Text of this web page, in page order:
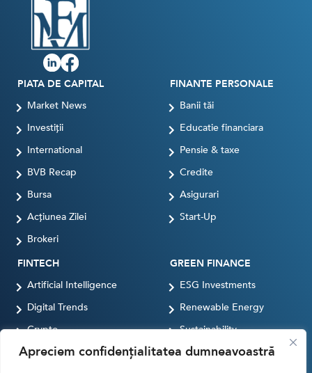
Apreciem confidențialitatea dumneavoastră
PIATA DE CAPITAL
Market News
Investiții
International
BVB Recap
Bursa
Acțiunea Zilei
Brokeri
FINANTE PERSONALE
Banii tăi
Educatie financiara
Pensie & taxe
Credite
Asigurari
Start-Up
FINTECH
Artificial Intelligence
Digital Trends
Crypto
Digital payments
GREEN FINANCE
ESG Investments
Renewable Energy
Sustainability